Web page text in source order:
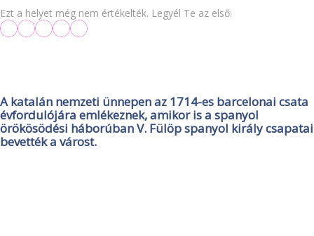
Ezt a helyet még nem értékelték. Legyél Te az első:
A katalán nemzeti ünnepen az 1714-es barcelonai csata
évfordulójára emlékeznek, amikor is a spanyol
örökösödési háborúban V. Fülöp spanyol király csapatai
bevették a várost.